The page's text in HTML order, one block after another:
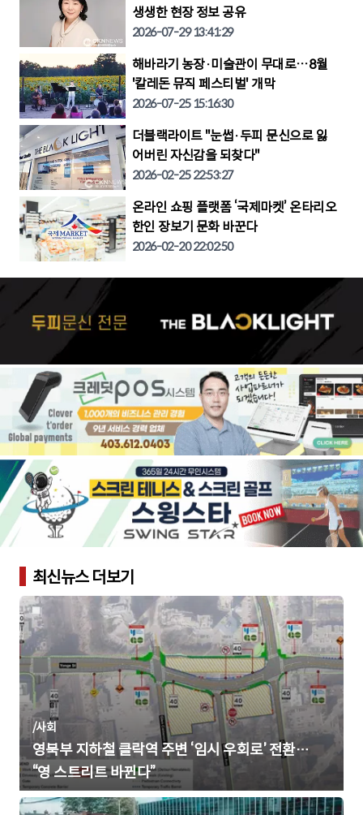
생생한 현장 정보 공유
2026-07-29 13:41:29
해바라기 농장·미술관이 무대로…8월
'칼레돈 뮤직 페스티벌' 개막
2026-07-25 15:16:30
더블랙라이트 "눈썹·두피 문신으로 잃
어버린 자신감을 되찾다"
2026-02-25 22:53:27
온라인 쇼핑 플랫폼 ‘국제마켓’ 온타리오
한인 장보기 문화 바꾼다
2026-02-20 22:02:50
최신뉴스 더보기
/사회
영북부 지하철 클락역 주변 ‘임시 우회로’ 전환…
“영 스트리트 바뀐다”